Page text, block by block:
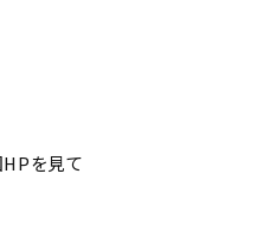
を見て